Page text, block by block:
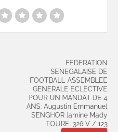
FEDERATION
SENEGALAISE DE
FOOTBALL-ASSEMBLEE
GENERALE ECLECTIVE
POUR UN MANDAT DE 4
ANS: Augustin Emmanuel
SENGHOR lamine Mady
TOURE. 326 V / 123